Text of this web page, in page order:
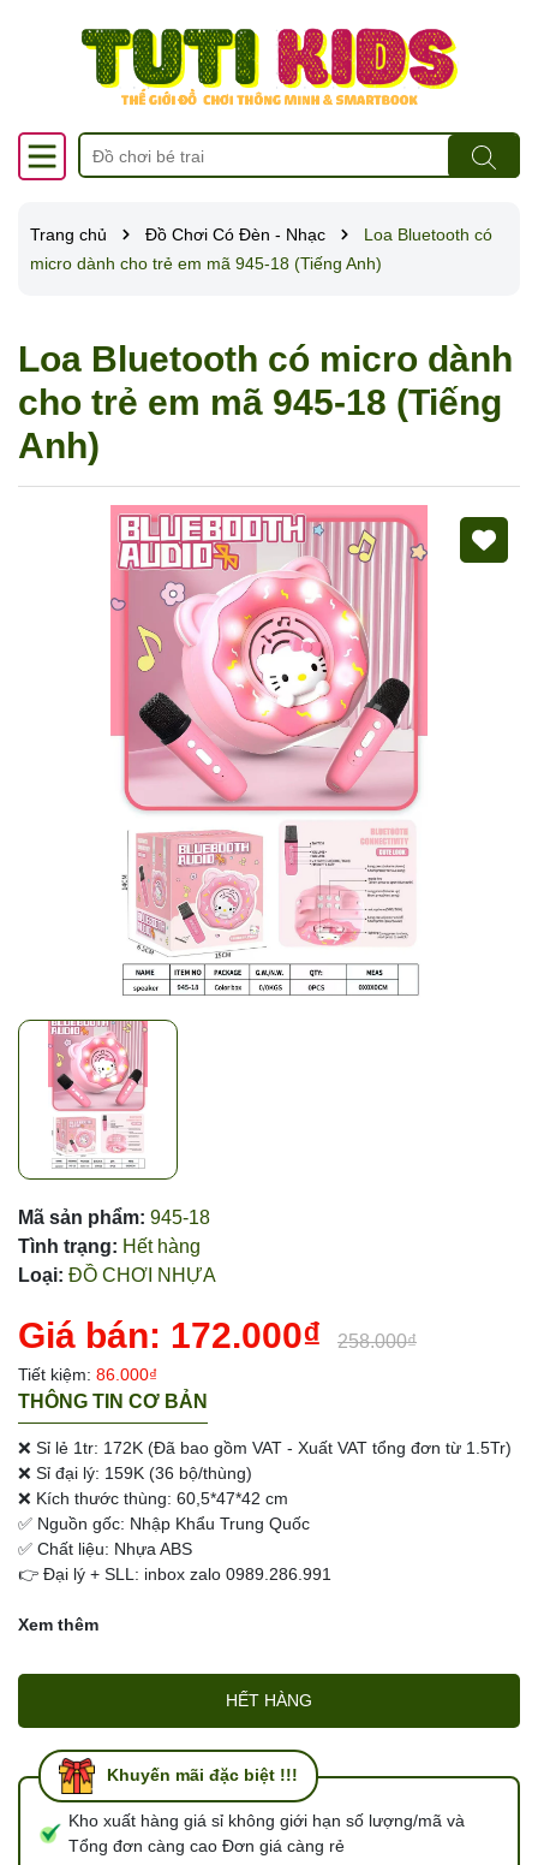
Trang chủ Đồ Chơi Có Đèn - Nhạc
Loa Bluetooth có
micro dành cho trẻ em mã 945-18 (Tiếng Anh)
Loa Bluetooth có micro dành
cho trẻ em mã 945-18 (Tiếng
Anh)
Mã sản phẩm: 945-18
Tình trạng: Hết hàng
Loại: ĐỒ CHƠI NHỰA
Giá bán: 172.000₫ 258.000₫
Tiết kiệm: 86.000₫
THÔNG TIN CƠ BẢN
❌ Sỉ lẻ 1tr: 172K (Đã bao gồm VAT - Xuất VAT tổng đơn từ 1.5Tr)
❌ Sỉ đại lý: 159K (36 bộ/thùng)
❌ Kích thước thùng: 60,5*47*42 cm
✅ Nguồn gốc: Nhập Khẩu Trung Quốc
✅ Chất liệu: Nhựa ABS
👉 Đại lý + SLL: inbox zalo 0989.286.991
Xem thêm
HẾT HÀNG
Khuyến mãi đặc biệt !!!
Kho xuất hàng giá sỉ không giới hạn số lượng/mã và
Tổng đơn càng cao Đơn giá càng rẻ
Mã giảm giá:
Ngày hết hạn:
Điều kiện: